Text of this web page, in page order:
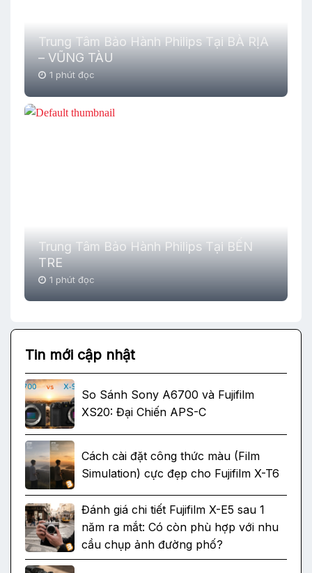
Trung Tâm Bảo Hành Philips Tại BÀ RỊA
– VŨNG TÀU
1 phút đọc
Trung Tâm Bảo Hành Philips Tại BẾN
TRE
1 phút đọc
Tin mới cập nhật
So Sánh Sony A6700 và Fujifilm
XS20: Đại Chiến APS-C
Cách cài đặt công thức màu (Film
Simulation) cực đẹp cho Fujifilm X-T6
Đánh giá chi tiết Fujifilm X-E5 sau 1
năm ra mắt: Có còn phù hợp với nhu
cầu chụp ảnh đường phố?